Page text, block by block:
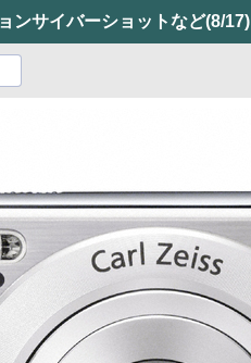
ンサイバーショットなど(8/17)